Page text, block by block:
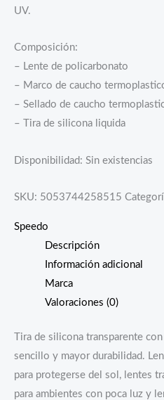
UV.
Composición:
– Lente de policarbonato
– Marco de caucho
– Sellado de caucho
– Tira de silicona liquida
Disponibilidad: Sin existencias
SKU: 5053744258515
Speedo
Descripción
Información adicional
Marca
Valoraciones (0)
Tira de silicona transparente
sencillo y mayor durabilidad.
para protegerse del sol, lentes
para ambientes con poca luz y